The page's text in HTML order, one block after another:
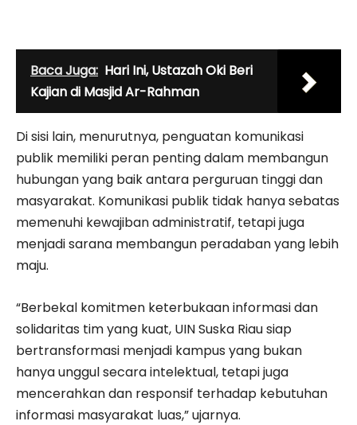
Baca Juga: Hari Ini, Ustazah Oki Beri
Kajian di Masjid Ar-Rahman
Di sisi lain, menurutnya, penguatan komunikasi
publik memiliki peran penting dalam membangun
hubungan yang baik antara perguruan tinggi dan
masyarakat. Komunikasi publik tidak hanya sebatas
memenuhi kewajiban administratif, tetapi juga
menjadi sarana membangun peradaban yang lebih
maju.
“Berbekal komitmen keterbukaan informasi dan
solidaritas tim yang kuat, UIN Suska Riau siap
bertransformasi menjadi kampus yang bukan
hanya unggul secara intelektual, tetapi juga
mencerahkan dan responsif terhadap kebutuhan
informasi masyarakat luas,” ujarnya.